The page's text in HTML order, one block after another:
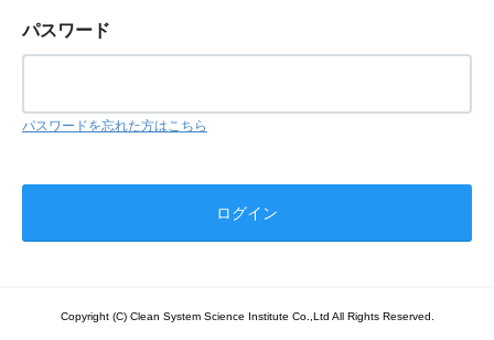
パスワード
パスワードを忘れた方はこちら
Copyright (C) Clean System Science Institute Co.,Ltd All Rights Reserved.